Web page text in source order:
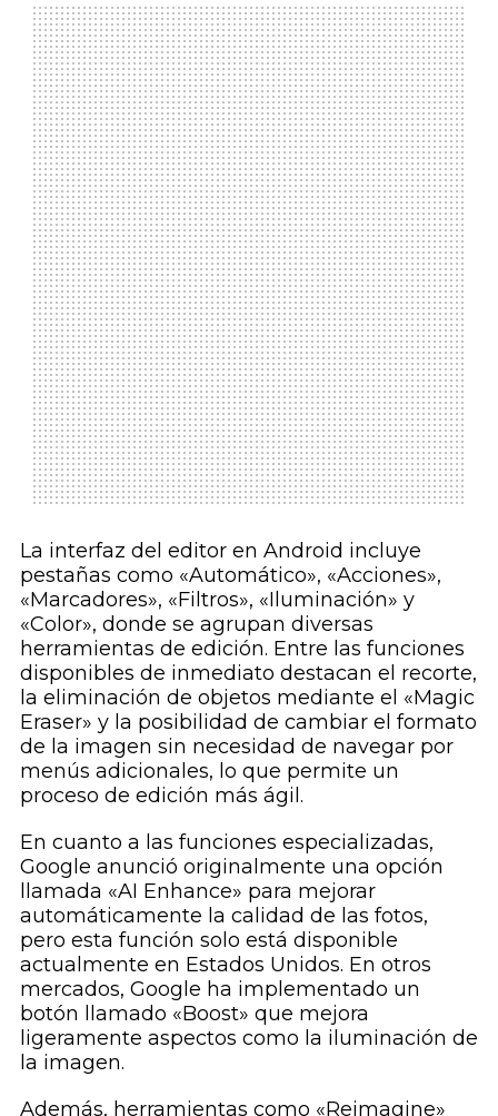
La interfaz del editor en Android incluye
pestañas como «Automático», «Acciones»,
«Marcadores», «Filtros», «Iluminación» y
«Color», donde se agrupan diversas
herramientas de edición. Entre las funciones
disponibles de inmediato destacan el recorte,
la eliminación de objetos mediante el «Magic
Eraser» y la posibilidad de cambiar el formato
de la imagen sin necesidad de navegar por
menús adicionales, lo que permite un
proceso de edición más ágil.
En cuanto a las funciones especializadas,
Google anunció originalmente una opción
llamada «AI Enhance» para mejorar
automáticamente la calidad de las fotos,
pero esta función solo está disponible
actualmente en Estados Unidos. En otros
mercados, Google ha implementado un
botón llamado «Boost» que mejora
ligeramente aspectos como la iluminación de
la imagen.
Además, herramientas como «Reimagine»